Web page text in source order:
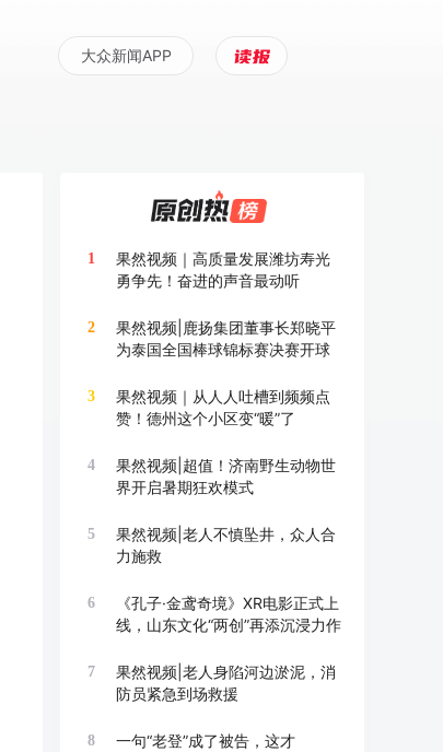
大众新闻APP
1
果然视频｜高质量发展潍坊寿光
勇争先！奋进的声音最动听
2
果然视频|鹿扬集团董事长郑晓平
为泰国全国棒球锦标赛决赛开球
3
果然视频｜从人人吐槽到频频点
赞！德州这个小区变“暖”了
4
果然视频|超值！济南野生动物世
界开启暑期狂欢模式
5
果然视频|老人不慎坠井，众人合
力施救
6
《孔子·金鸢奇境》XR电影正式上
线，山东文化“两创”再添沉浸力作
7
果然视频|老人身陷河边淤泥，消
防员紧急到场救援
8
一句“老登”成了被告，这才